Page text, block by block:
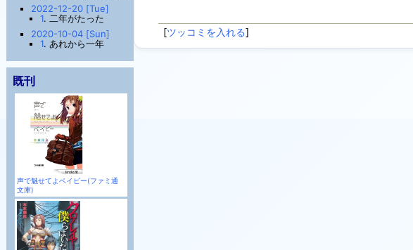
2022-12-20 [Tue]
1. 二年がたった
2020-10-04 [Sun]
1. あれから一年
既刊
声で魅せてよベイビー(ファミ通
文庫)
[ツッコミを入れる]